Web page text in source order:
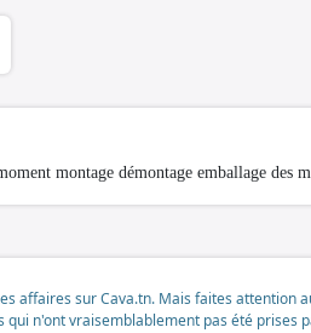
montage démontage emballage
affaires sur Cava.tn. Mais faites attention
qui n'ont vraisemblablement pas été prises